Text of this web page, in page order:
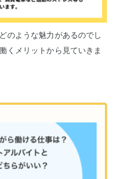
のような魅力があるのでし
くメリットから見ていきま